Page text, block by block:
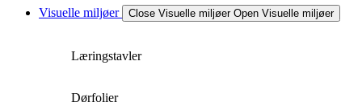
Visuelle miljøer Close Visuelle miljøer Open Visuelle miljøer
Læringstavler
Dørfolier